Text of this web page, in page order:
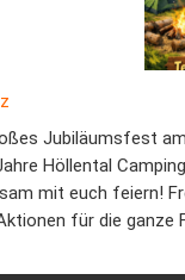
Jubiläumsfest
Höllental
mit euch feiern!
für die ganze